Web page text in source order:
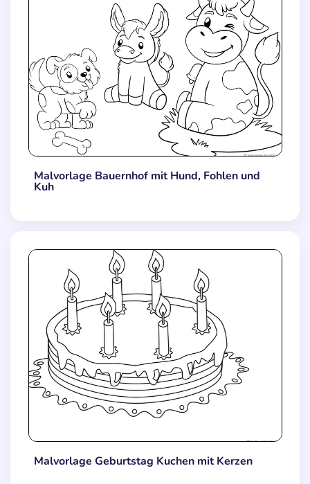
Malvorlage Bauernhof mit Hund, Fohlen und
Kuh
Malvorlage Geburtstag Kuchen mit Kerzen